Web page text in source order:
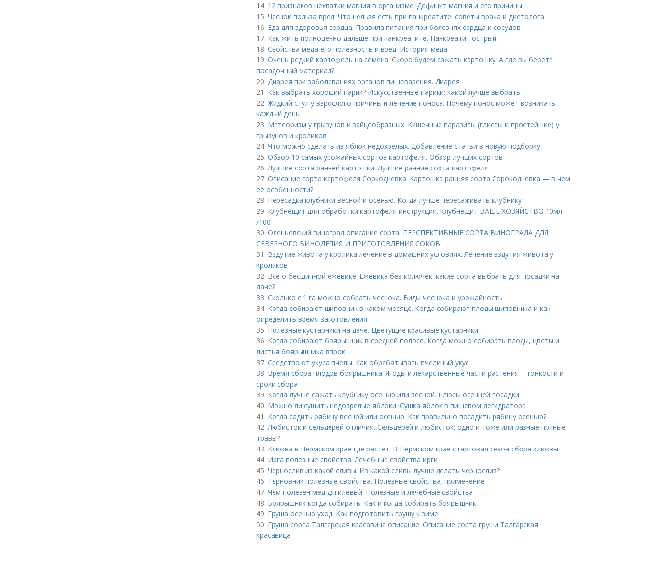
14. 12 признаков нехватки магния в организме. Дефицит магния и его причины
15. Чеснок польза вред. Что нельзя есть при панкреатите: советы врача и диетолога
16. Еда для здоровья сердца. Правила питания при болезнях сердца и сосудов
17. Как жить полноценно дальше при панкреатите. Панкреатит острый
18. Свойства меда его полезность и вред. История меда
19. Очень редкий картофель на семена. Скоро будем сажать картошку. А где вы берете
посадочный материал?
20. Диарея при заболеваниях органов пищеварения. Диарея
21. Как выбрать хороший парик? Искусственные парики: какой лучше выбрать
22.Жидкий стул у взрослого причины и лечение поноса. Почему понос может возникать
каждый день
23. Метеоризм у грызунов и зайцеобразных. Кишечные паразиты (глисты и простейшие) у
грызунов и кроликов
24. Что можно сделать из яблок недозрелых. Добавление статьи в новую подборку
25. Обзор 10 самых урожайных сортов картофеля. Обзор лучших сортов
26.Лучшие сорта ранней картошки. Лучшие ранние сорта картофеля
27. Описание сорта картофеля Соркодневка. Картошка ранняя сорта Сорокодневка — в чем
её особенности?
28. Пересадка клубники весной и осенью. Когда лучше пересаживать клубнику
29. Клубнещит для обработки картофеля инструкция. Клубнещит ВАШЕ ХОЗЯЙСТВО 10мл
/100
30. Оленьевский виноград описание сорта. ПЕРСПЕКТИВНЫЕ СОРТА ВИНОГРАДА ДЛЯ
CЕВЕРНОГО ВИНОДЕЛИЯ И ПРИГОТОВЛЕНИЯ СОКОВ
31. Вздутие живота у кролика лечение в домашних условиях. Лечение вздутия живота у
кроликов
32. Все о бесшипной ежевике. Ежевика без колючек: какие сорта выбрать для посадки на
даче?
33. Сколько с 1 га можно собрать чеснока. Виды чеснока и урожайность
34. Когда собирают шиповник в каком месяце. Когда собирают плоды шиповника и как
определить время заготовления
35. Полезные кустарники на даче. Цветущие красивые кустарники
36. Когда собирают боярышник в средней полосе. Когда можно собирать плоды, цветы и
листья боярышника впрок
37. Средство от укуса пчелы. Как обрабатывать пчелиный укус
38. Время сбора плодов боярышника. Ягоды и лекарственные части растения – тонкости и
сроки сбора
39. Когда лучше сажать клубнику осенью или весной. Плюсы осенней посадки
40. Можно ли сушить недозрелые яблоки. Сушка яблок в пищевом дегидраторе
41. Когда садить рябину весной или осенью. Как правильно посадить рябину осенью?
42.Любисток и сельдерей отличия. Сельдерей и любисток: одно и тоже или разные пряные
травы?
43. Клюква в Пермском крае где растет. В Пермском крае стартовал сезон сбора клюквы
44. Ирга полезные свойства. Лечебные свойства ирги
45. Чернослив из какой сливы. Из какой сливы лучше делать чернослив?
46. Терновник полезные свойства. Полезные свойства, применение
47. Чем полезен мед дягилевый. Полезные и лечебные свойства
48. Боярышник когда собирать. Как и когда собирать боярышник
49. Груша осенью уход. Как подготовить грушу к зиме
50. Груша сорта Талгарская красавица описание. Описание сорта груши Талгарская
красавица